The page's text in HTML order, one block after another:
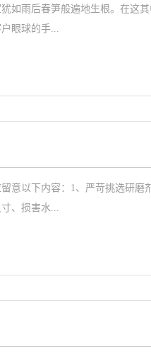
雨后春笋般遍地生根。在这其
眼球的手...
以下内容：1、严苛挑选研磨
、损害水...